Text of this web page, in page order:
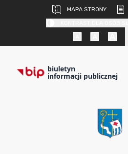
MAPA STRONY
biuletyn
informacji publicznej